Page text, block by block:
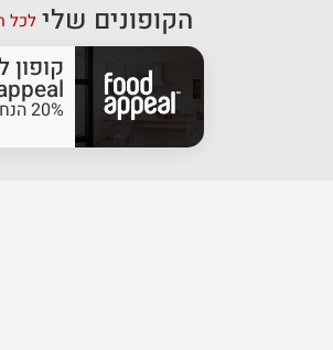
הקופונים שלי לכל
20% הנחה על כל החנות